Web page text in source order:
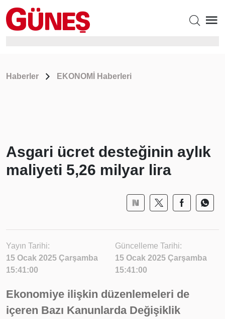
Haberler EKONOMİ Haberleri
Asgari ücret desteğinin aylık
maliyeti 5,26 milyar lira
Yayın Tarihi:
15 Ocak 2025 Çarşamba
15:41:00
Güncelleme Tarihi:
15 Ocak 2025 Çarşamba
15:41:00
Ekonomiye ilişkin düzenlemeleri de
içeren Bazı Kanunlarda Değişiklik